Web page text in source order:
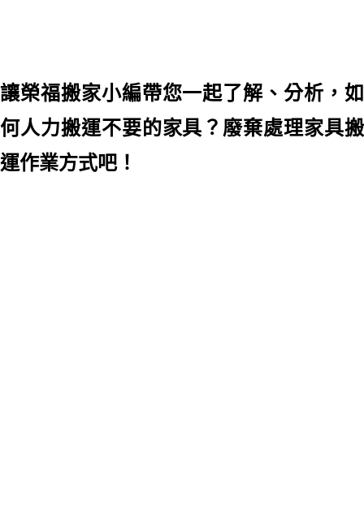
讓榮福搬家小編帶您一起了解、分析，如
何人力搬運不要的家具 ？廢棄處理家具搬
運作業方式吧！